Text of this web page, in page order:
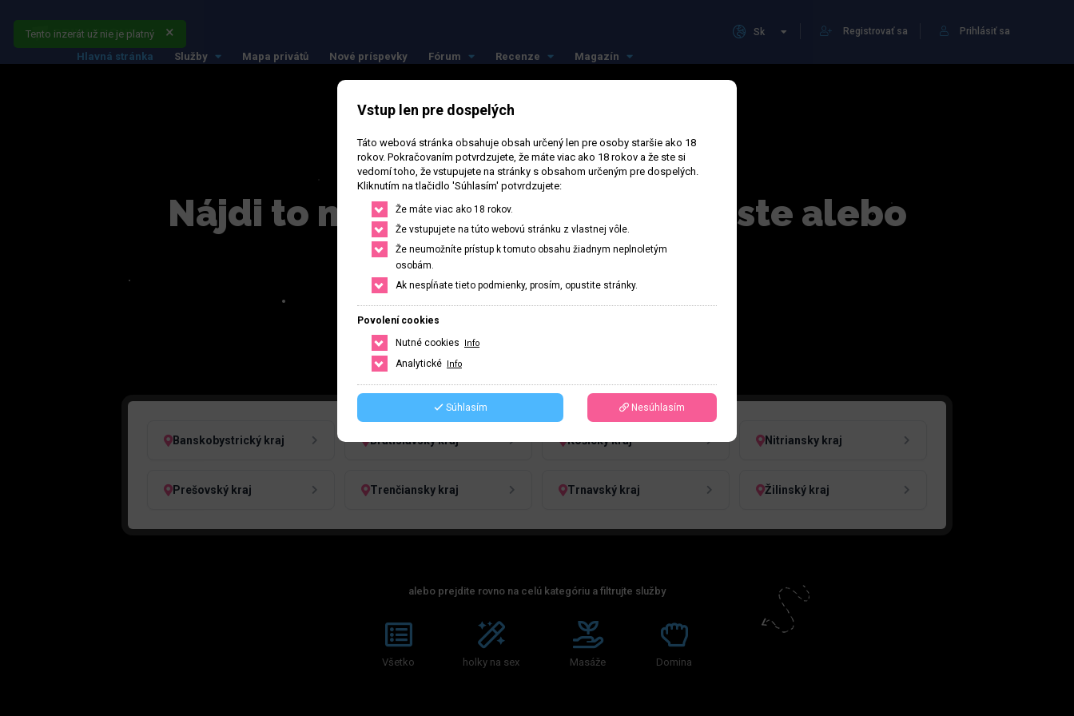
Prihlásiť sa
Registrovať sa
Sk
Hlavná stránka Služby Mapa privátů Nové príspevky Fórum Recenze Magazín
Nájdi to najlepšie vo svojom meste alebo
okolí
Banskobystrický kraj Bratislavský kraj Košický kraj Nitriansky kraj
Prešovský kraj Trenčiansky kraj Trnavský kraj Žilinský kraj
alebo prejdite rovno na celú kategóriu a filtrujte služby
Všetko holky na sex Masáže Domina
Tento inzerát už nie je platný
Vstup len pre dospelých
Táto webová stránka obsahuje obsah určený len pre osoby staršie ako 18
rokov. Pokračovaním potvrdzujete, že máte viac ako 18 rokov a že ste si
vedomí toho, že vstupujete na stránky s obsahom určeným pre dospelých.
Kliknutím na tlačidlo 'Súhlasím' potvrdzujete:
Že máte viac ako 18 rokov.
Že vstupujete na túto webovú stránku z vlastnej vôle.
Že neumožníte prístup k tomuto obsahu žiadnym neplnoletým
osobám.
Ak nespĺňate tieto podmienky, prosím, opustite stránky.
Povolení cookies
Nutné cookies
Info
Analytické Info
Súhlasím Nesúhlasím